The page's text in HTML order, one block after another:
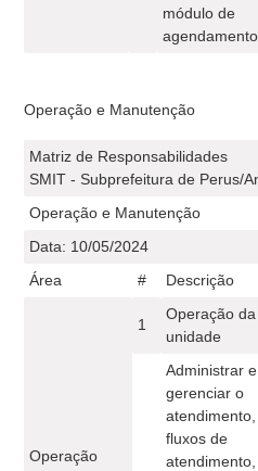
módulo de
Operação e Manutenção
Matriz de Responsabilidades
SMIT - Subprefeitura de Perus/
Operação e Manutenção
Data: 10/05/2024
Área
# Descrição
Operação
1
Operação da
unidade
Administrar e
gerenciar o
fluxos de
atendimento,